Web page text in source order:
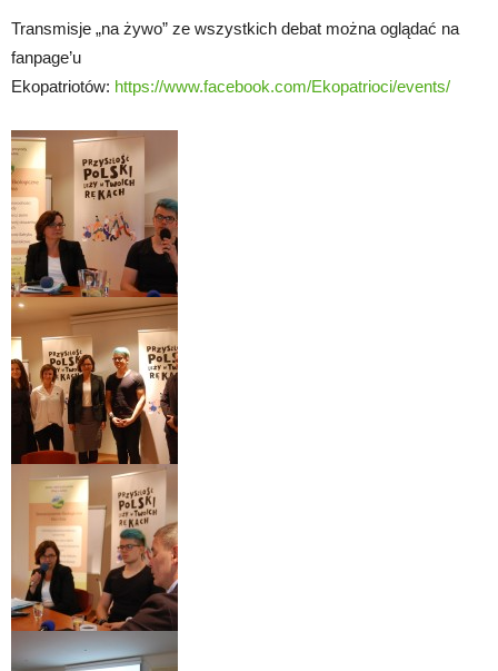
Transmisje „na żywo” ze wszystkich debat można oglądać na
fanpage’u
Ekopatriotów: https://www.facebook.com/Ekopatrioci/events/